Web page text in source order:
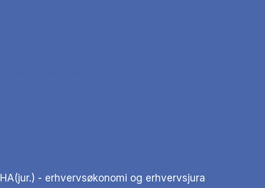
HA(jur.) - erhvervsøkonomi og erhvervsjura